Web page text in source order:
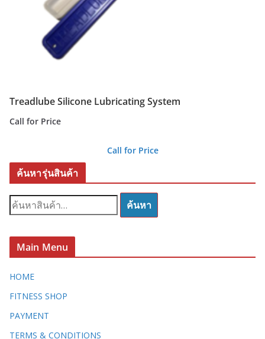
Treadlube Silicone Lubricating System
Call for Price
Call for Price
ค้นหารุ่นสินค้า
ค้
น
:
ค้นหา
Main Menu
HOME
FITNESS SHOP
PAYMENT
TERMS & CONDITIONS